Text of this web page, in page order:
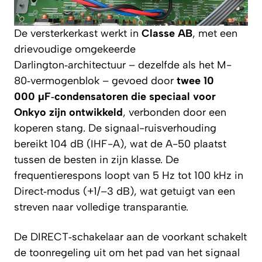
De versterkerkast werkt in Classe AB, met een
drievoudige omgekeerde
Darlington‑architectuur – dezelfde als het M-
80‑vermogenblok – gevoed door twee 10
000 µF‑condensatoren die speciaal voor
Onkyo zijn ontwikkeld, verbonden door een
koperen stang. De signaal-ruisverhouding
bereikt 104 dB (IHF-A), wat de A-50 plaatst
tussen de besten in zijn klasse. De
frequentierespons loopt van 5 Hz tot 100 kHz in
Direct‑modus (+1/–3 dB), wat getuigt van een
streven naar volledige transparantie.
De DIRECT‑schakelaar aan de voorkant schakelt
de toonregeling uit om het pad van het signaal